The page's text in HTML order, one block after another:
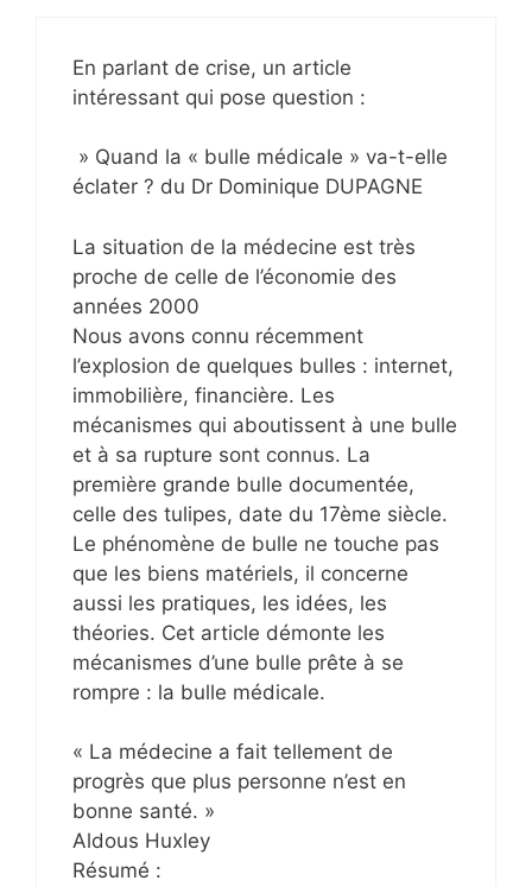
En parlant de crise, un article
intéressant qui pose question :
» Quand la « bulle médicale » va-t-elle
éclater ? du Dr Dominique DUPAGNE
La situation de la médecine est très
proche de celle de l’économie des
années 2000
Nous avons connu récemment
l’explosion de quelques bulles : internet,
immobilière, financière. Les
mécanismes qui aboutissent à une bulle
et à sa rupture sont connus. La
première grande bulle documentée,
celle des tulipes, date du 17ème siècle.
Le phénomène de bulle ne touche pas
que les biens matériels, il concerne
aussi les pratiques, les idées, les
théories. Cet article démonte les
mécanismes d’une bulle prête à se
rompre : la bulle médicale.
« La médecine a fait tellement de
progrès que plus personne n’est en
bonne santé. »
Aldous Huxley
Résumé :